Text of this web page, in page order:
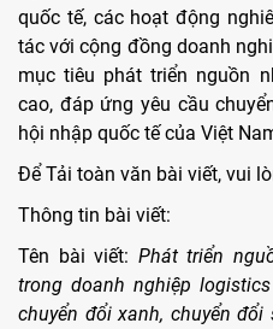
quốc tế, các hoạt động
tác với cộng đồng doanh
mục tiêu phát triển nguồn
cao, đáp ứng yêu cầu
hội nhập quốc tế của Việt
Để Tải toàn văn bài viết, vui
Thông tin bài viết:
Tên bài viết: Phát triển
trong doanh nghiệp
chuyển đổi xanh, chuyển